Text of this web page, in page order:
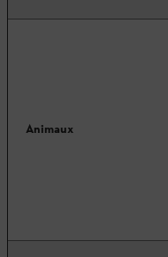
Animaux